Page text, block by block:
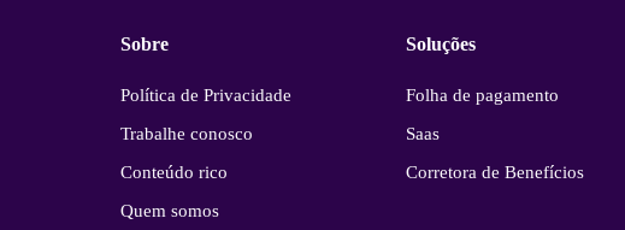
Sobre
Política de Privacidade
Trabalhe conosco
Conteúdo rico
Quem somos
Soluções
Folha de pagamento
Saas
Corretora de Benefícios